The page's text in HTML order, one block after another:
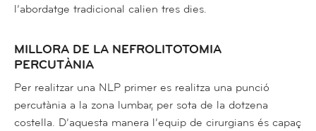
l’abordatge tradicional calien tres dies.
MILLORA DE LA NEFROLITOTOMIA
PERCUTÀNIA
Per realitzar una NLP primer es realitza una punció
percutània a la zona lumbar, per sota de la dotzena
costella. D’aquesta manera l’equip de cirurgians és capaç